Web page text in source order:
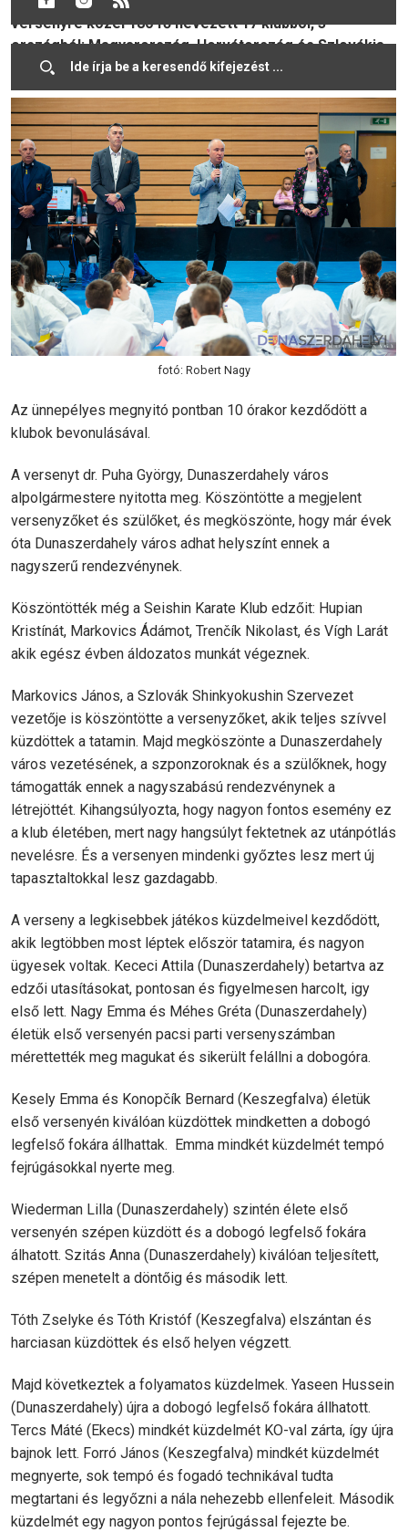
versenyre közel 180 fő nevezett 17 klubból, 3
országból: Magyarország, Horvátország és Szlovákia.
A Seishin Karate Klubból közel 40 nevezés érkezett.
fotó: Robert Nagy
Az ünnepélyes megnyitó pontban 10 órakor kezdődött a
klubok bevonulásával.
A versenyt dr. Puha György, Dunaszerdahely város
alpolgármestere nyitotta meg. Köszöntötte a megjelent
versenyzőket és szülőket, és megköszönte, hogy már évek
óta Dunaszerdahely város adhat helyszínt ennek a
nagyszerű rendezvénynek.
Köszöntötték még a Seishin Karate Klub edzőit: Hupian
Kristínát, Markovics Ádámot, Trenčík Nikolast, és Vígh Larát
akik egész évben áldozatos munkát végeznek.
Markovics János, a Szlovák Shinkyokushin Szervezet
vezetője is köszöntötte a versenyzőket, akik teljes szívvel
küzdöttek a tatamin. Majd megköszönte a Dunaszerdahely
város vezetésének, a szponzoroknak és a szülőknek, hogy
támogatták ennek a nagyszabású rendezvénynek a
létrejöttét. Kihangsúlyozta, hogy nagyon fontos esemény ez
a klub életében, mert nagy hangsúlyt fektetnek az utánpótlás
nevelésre. És a versenyen mindenki győztes lesz mert új
tapasztaltokkal lesz gazdagabb.
A verseny a legkisebbek játékos küzdelmeivel kezdődött,
akik legtöbben most léptek először tatamira, és nagyon
ügyesek voltak. Kececi Attila (Dunaszerdahely) betartva az
edzői utasításokat, pontosan és figyelmesen harcolt, igy
első lett. Nagy Emma és Méhes Gréta (Dunaszerdahely)
életük első versenyén pacsi parti versenyszámban
mérettették meg magukat és sikerült felállni a dobogóra.
Kesely Emma és Konopčík Bernard (Keszegfalva) életük
első versenyén kiválóan küzdöttek mindketten a dobogó
legfelső fokára állhattak. Emma mindkét küzdelmét tempó
fejrúgásokkal nyerte meg.
Wiederman Lilla (Dunaszerdahely) szintén élete első
versenyén szépen küzdött és a dobogó legfelső fokára
álhatott. Szitás Anna (Dunaszerdahely) kiválóan teljesített,
szépen menetelt a döntőig és második lett.
Tóth Zselyke és Tóth Kristóf (Keszegfalva) elszántan és
harciasan küzdöttek és első helyen végzett.
Majd következtek a folyamatos küzdelmek. Yaseen Hussein
(Dunaszerdahely) újra a dobogó legfelső fokára állhatott.
Tercs Máté (Ekecs) mindkét küzdelmét KO-val zárta, így újra
bajnok lett. Forró János (Keszegfalva) mindkét küzdelmét
megnyerte, sok tempó és fogadó technikával tudta
megtartani és legyőzni a nála nehezebb ellenfeleit. Második
küzdelmét egy nagyon pontos fejrúgással fejezte be.